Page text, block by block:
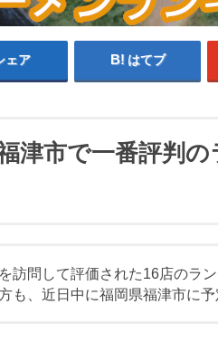
ェア はてブ
津市で一番評判
訪問して評価された16店のラ
も、近日中に福岡県福津市に予